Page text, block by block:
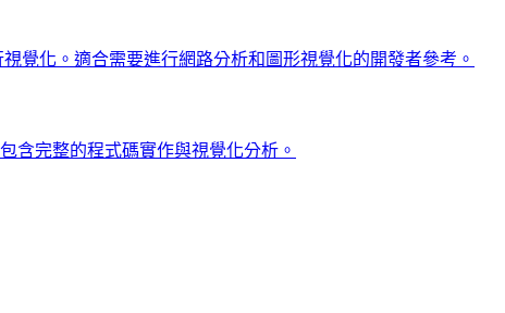
覺化。適合需要進行網路分析和圖形視覺化的開發者參考。
含完整的程式碼實作與視覺化分析。